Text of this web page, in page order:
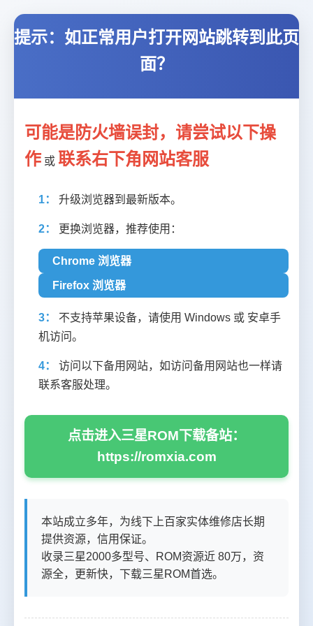
提示：如正常用户打开网站跳转到此页
面？
可能是防火墙误封，请尝试以下操
作 或 联系右下角网站客服
1： 升级浏览器到最新版本。
2： 更换浏览器，推荐使用：
Chrome 浏览器
Firefox 浏览器
3：
不支持苹果设备，请使用 Windows 或 安卓手
机访问。
4：
访问以下备用网站，如访问备用网站也一样请
联系客服处理。
点击进入三星ROM下载备站：
https://romxia.com
本站成立多年，为线下上百家实体维修店长期
提供资源，信用保证。
收录三星2000多型号、ROM资源近 80万，资
源全，更新快，下载三星ROM首选。